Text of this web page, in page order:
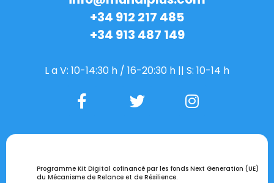
+34 912 217 485
+34 913 487 149
L a V: 10-14:30 h / 16-20:30 h || S: 10-14 h
Programme Kit Digital cofinancé par les fonds Next Generation (UE)
du Mécanisme de Relance et de Résilience.